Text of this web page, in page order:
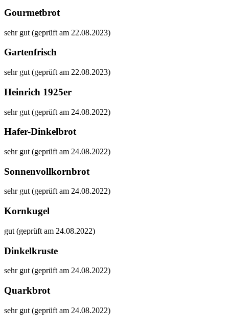
Gourmetbrot
sehr gut (geprüft am 22.08.2023)
Gartenfrisch
sehr gut (geprüft am 22.08.2023)
Heinrich 1925er
sehr gut (geprüft am 24.08.2022)
Hafer-Dinkelbrot
sehr gut (geprüft am 24.08.2022)
Sonnenvollkornbrot
sehr gut (geprüft am 24.08.2022)
Kornkugel
gut (geprüft am 24.08.2022)
Dinkelkruste
sehr gut (geprüft am 24.08.2022)
Quarkbrot
sehr gut (geprüft am 24.08.2022)